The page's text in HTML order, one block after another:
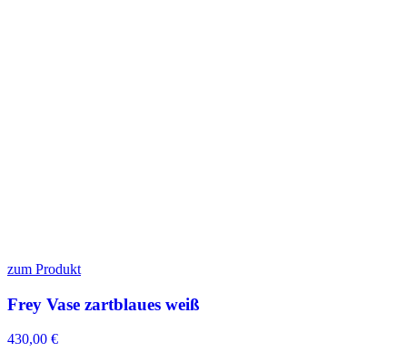
zum Produkt
Frey Vase zartblaues weiß
430,00 €